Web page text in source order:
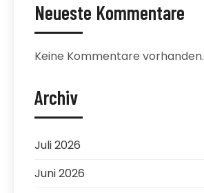
Neueste Kommentare
Keine Kommentare vorhanden.
Archiv
Juli 2026
Juni 2026